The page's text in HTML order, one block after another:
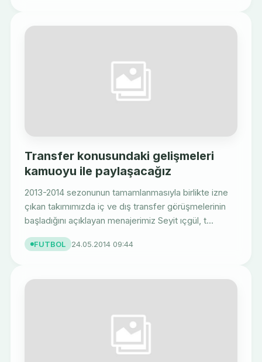
Transfer konusundaki gelişmeleri
kamuoyu ile paylaşacağız
2013-2014 sezonunun tamamlanmasıyla birlikte izne
çıkan takımımızda iç ve dış transfer görüşmelerinin
başladığını açıklayan menajerimiz Seyit ıçgül, t...
FUTBOL 24.05.2014 09:44